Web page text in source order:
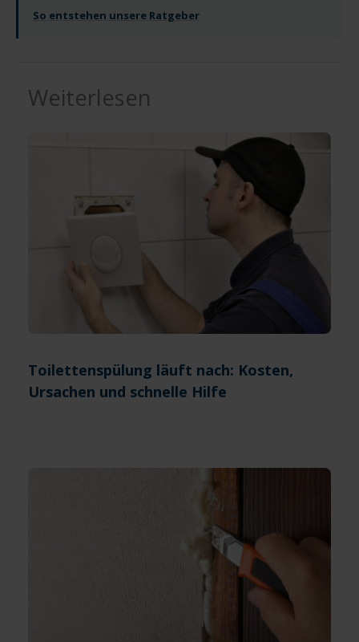
So entstehen unsere Ratgeber
Weiterlesen
Toilettenspülung läuft nach: Kosten,
Ursachen und schnelle Hilfe